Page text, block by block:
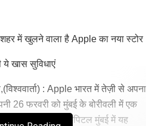
में खुलने वाला है Apple का नया स्टोर
ये खास सुविधाएं
: Apple भारत में तेज़ी से अपना
26 फरवरी को मुंबई के बोरीवली में एक
की फाइनेंशियल कैपिटल मुंबई में यह